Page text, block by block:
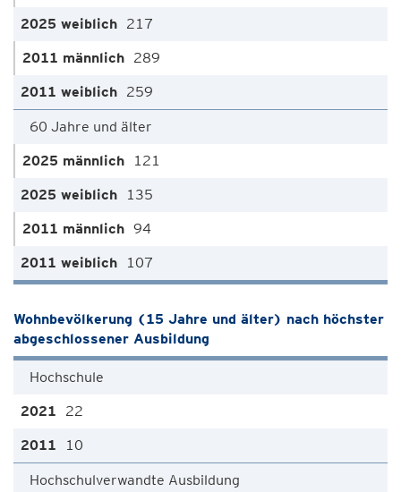
217
289
259
60 Jahre und älter
121
135
94
107
Wohnbevölkerung (15 Jahre und älter) nach höchster
abgeschlossener Ausbildung
Hochschule
22
10
Hochschulverwandte Ausbildung